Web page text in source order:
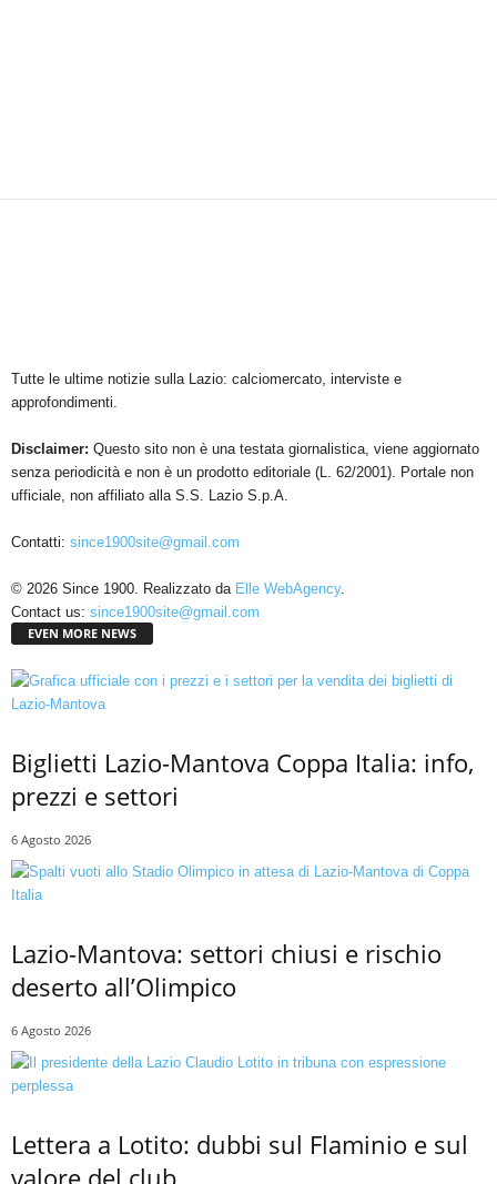
Tutte le ultime notizie sulla Lazio: calciomercato, interviste e
approfondimenti.
Disclaimer: Questo sito non è una testata giornalistica, viene aggiornato
senza periodicità e non è un prodotto editoriale (L. 62/2001). Portale non
ufficiale, non affiliato alla S.S. Lazio S.p.A.
Contatti: since1900site@gmail.com
© 2026 Since 1900. Realizzato da Elle WebAgency.
Contact us: since1900site@gmail.com
EVEN MORE NEWS
Biglietti Lazio-Mantova Coppa Italia: info,
prezzi e settori
6 Agosto 2026
Lazio-Mantova: settori chiusi e rischio
deserto all’Olimpico
6 Agosto 2026
Lettera a Lotito: dubbi sul Flaminio e sul